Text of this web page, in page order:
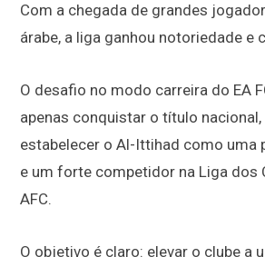
Com a chegada de grandes
árabe, a liga ganhou notoriedade e
O desafio no modo carreira do EA
apenas conquistar o título
estabelecer o Al-Ittihad como uma
e um forte competidor na Liga dos
AFC.
O objetivo é claro: elevar o clube a